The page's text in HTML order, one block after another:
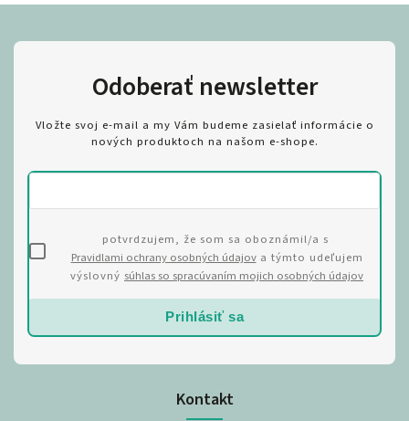
Kontakt
Odoberať newsletter
Vložte svoj e-mail a my Vám budeme zasielať informácie o
nových produktoch na našom e-shope.
potvrdzujem, že som sa oboznámil/a s
Pravidlami ochrany osobných údajova týmto udeľujem
výslovný súhlas so spracúvaním mojich osobných údajov
Prihlásiť sa